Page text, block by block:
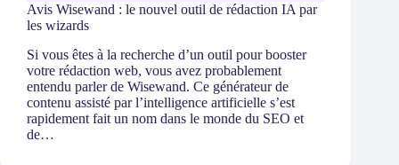
Avis Wisewand : le nouvel outil de rédaction IA par
les wizards
Si vous êtes à la recherche d’un outil pour booster
votre rédaction web, vous avez probablement
entendu parler de Wisewand. Ce générateur de
contenu assisté par l’intelligence artificielle s’est
rapidement fait un nom dans le monde du SEO et
de…